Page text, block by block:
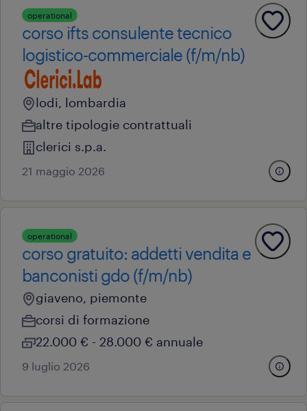
operational
corso ifts consulente tecnico
logistico-commerciale (f/m/nb)
lodi, lombardia
altre tipologie contrattuali
clerici s.p.a.
21 maggio 2026
operational
corso gratuito: addetti vendita e
banconisti gdo (f/m/nb)
giaveno, piemonte
corsi di formazione
22.000 € - 28.000 € annuale
9 luglio 2026